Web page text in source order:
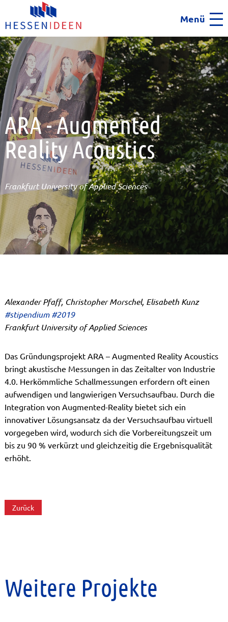
Menü
ARA - Augmented
Reality Acoustics
Frankfurt University of Applied Sciences
Alexander Pfaff, Christopher Morschel, Elisabeth Kunz
#stipendium #2019
Frankfurt University of Applied Sciences
Das Gründungsprojekt ARA – Augmented Reality Acoustics
bringt akustische Messungen in das Zeitalter von Industrie
4.0. Herkömmliche Schallmessungen erfordern oft einen
aufwendigen und langwierigen Versuchsaufbau. Durch die
Integration von Augmented-Reality bietet sich ein
innovativer Lösungsansatz da der Versuchsaufbau virtuell
vorgegeben wird, wodurch sich die Vorbereitungszeit um
bis zu 90 % verkürzt und gleichzeitig die Ergebnisqualität
erhöht.
Zurück
Weitere Projekte